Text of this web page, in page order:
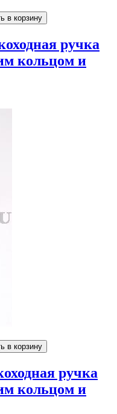
ручка
кольцом и
ручка
кольцом и